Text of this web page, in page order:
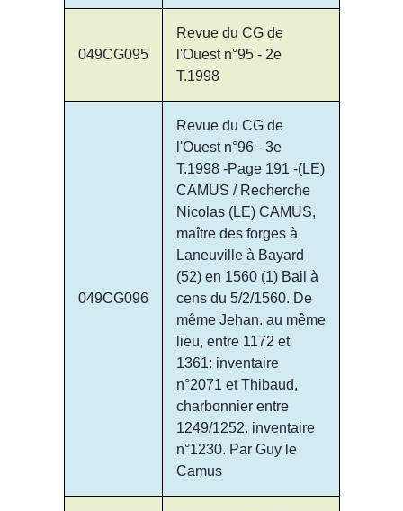
049CG095
Revue du CG de
l'Ouest n°95 - 2e
T.1998
049CG096
Revue du CG de
l'Ouest n°96 - 3e
T.1998 -Page 191 -(LE)
CAMUS / Recherche
Nicolas (LE) CAMUS,
maître des forges à
Laneuville à Bayard
(52) en 1560 (1) Bail à
cens du 5/2/1560. De
même Jehan. au même
lieu, entre 1172 et
1361: inventaire
n°2071 et Thibaud,
charbonnier entre
1249/1252. inventaire
n°1230. Par Guy le
Camus